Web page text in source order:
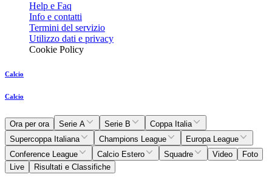
Help e Faq
Info e contatti
Termini del servizio
Utilizzo dati e privacy
Cookie Policy
Calcio
Calcio
Ora per ora Serie A Serie B
Coppa Italia
Supercoppa Italiana
Champions League
Europa League
Conference League
Calcio Estero Squadre Video
Foto
Live
Risultati e Classifiche